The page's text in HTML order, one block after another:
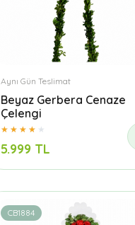
Aynı Gün Teslimat
Beyaz Gerbera Cenaze
Çelengi
5.999 TL
CB1884